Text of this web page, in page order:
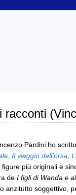
racconti
Pardini ho
, Il viaggio dell’orsa
figure più originali e
de I figli di Wanda e
anzitutto soggettivo,